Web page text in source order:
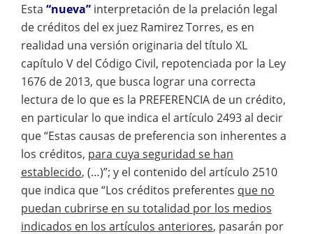
Esta “nueva” interpretación de la prelación legal
de créditos del ex juez Ramirez Torres, es en
realidad una versión originaria del título XL
capítulo V del Código Civil, repotenciada por la Ley
1676 de 2013, que busca lograr una correcta
lectura de lo que es la PREFERENCIA de un crédito,
en particular lo que indica el artículo 2493 al decir
que “Estas causas de preferencia son inherentes a
los créditos, para cuya seguridad se han
establecido, (…)”; y el contenido del artículo 2510
que indica que “Los créditos preferentes que no
puedan cubrirse en su totalidad por los medios
indicados en los artículos anteriores, pasarán por